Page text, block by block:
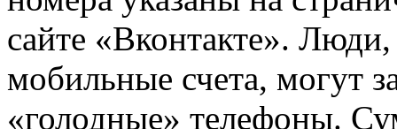
сайте «Вконтакте».
мобильные счета, могут
«голодные» телефоны.